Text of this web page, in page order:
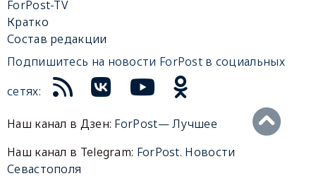
ForPost-TV
Кратко
Состав редакции
Подпишитесь на новости ForPost в социальных
сетях:
Наш канал в Дзен: ForPost— Лучшее
Наш канал в Telegram: ForPost. Новости
Севастополя